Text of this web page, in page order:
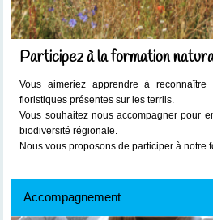
Participez à la formation
Vous aimeriez apprendre à
floristiques présentes sur les terrils.
Vous souhaitez nous accompagner pour
biodiversité régionale.
Nous vous proposons de participer à notre
Accompagnement